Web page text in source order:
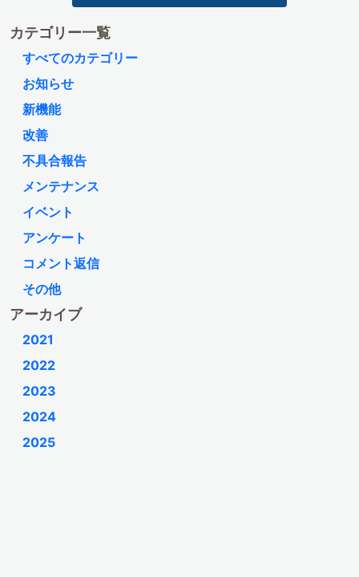
カテゴリー一覧
すべてのカテゴリー
お知らせ
新機能
改善
不具合報告
メンテナンス
イベント
アンケート
コメント返信
その他
アーカイブ
2021
2022
2023
2024
2025